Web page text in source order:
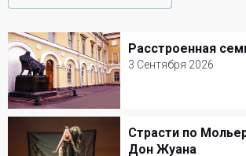
Расстроенная
3 Сентября 2026
Расстроенная
3 Сентября 2026
Малый театр
Комедия
Страсти по
Дон Жуана
Страсти по Мольеру или